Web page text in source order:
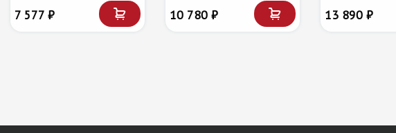
7 577 ₽ 10 780 ₽ 13 890 ₽